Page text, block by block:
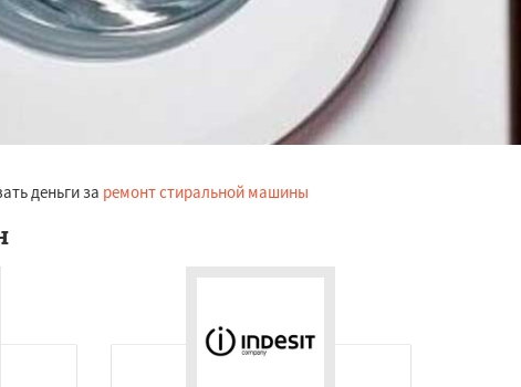
деньги за ремонт стиральной машины